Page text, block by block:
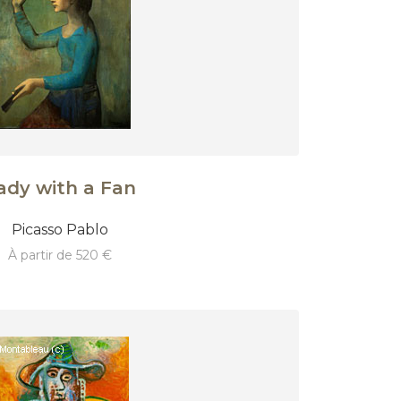
with a Fan
Picasso Pablo
à partir de 520 €